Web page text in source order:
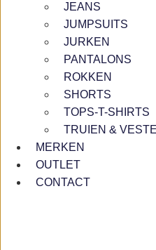
JEANS
JUMPSUITS
JURKEN
PANTALONS
ROKKEN
SHORTS
TOPS-T-SHIRTS
TRUIEN &
MERKEN
OUTLET
CONTACT